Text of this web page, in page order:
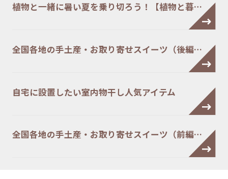
植物と一緒に暑い夏を乗り切ろう！【植物と暮…
全国各地の手土産・お取り寄せスイーツ（後編…
自宅に設置したい室内物干し人気アイテム
全国各地の手土産・お取り寄せスイーツ（前編…